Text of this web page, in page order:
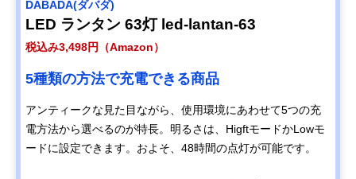
DABADA(ダバダ)
LED ランタン 63灯 led-lantan-63
税込み3,498円（Amazon）
5種類の方法で充電できる商品
アンティークな見た目ながら、使用環境にあわせて5つの充
電方法から選べるのが特長。明るさは、HigftモードかLowモ
ードに設定できます。およそ、48時間の点灯が可能です。